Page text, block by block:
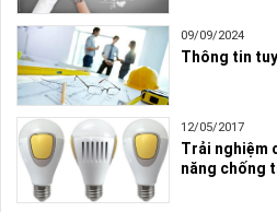
09/09/2024
Thông tin
12/05/2017
Trải nghiệm
năng chống